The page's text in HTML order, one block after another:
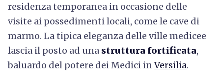
residenza temporanea in occasione delle
visite ai possedimenti locali, come le cave di
marmo. La tipica eleganza delle ville medicee
lascia il posto ad una struttura fortificata,
baluardo del potere dei Medici inVersilia.